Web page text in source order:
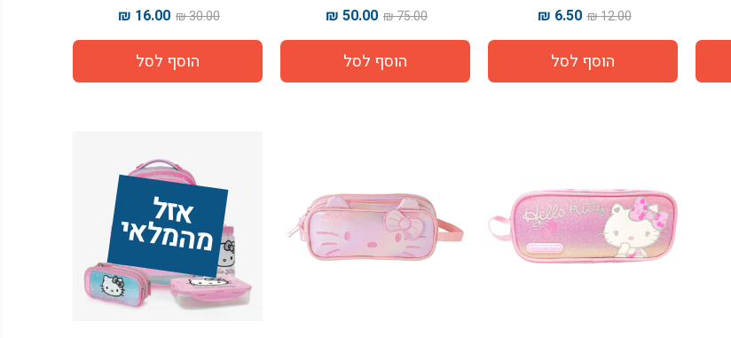
12.00 ₪
6.50 ₪
75.00 ₪
50.00 ₪
30.00 ₪
16.00 ₪
אז
ל
מ
ה
מ
ל
אי